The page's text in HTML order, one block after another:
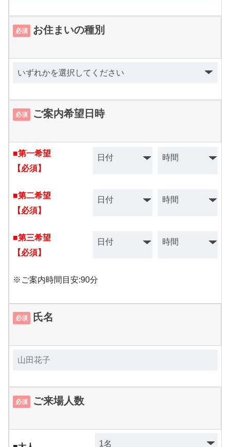
必須 お住まいの種別
必須 ご案内希望日時
■第一希望
【必須】
■第二希望
【必須】
■第三希望
【必須】
※ご案内時間目安:90分
必須 氏名
必須 ご来場人数